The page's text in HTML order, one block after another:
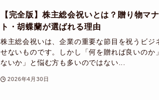
【完全版】株主総会祝いとは？贈り物マ
ト・胡蝶蘭が選ばれる理由
株主総会祝いは、企業の重要な節目を祝うビジ
せないものです。しかし「何を贈れば良いのか
ないか」と悩む方も多いのではない...
2026年4月30日